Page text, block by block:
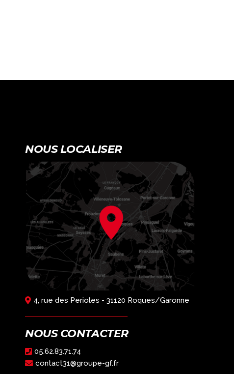
NOUS LOCALISER
4, rue des Perioles - 31120 Roques/Garonne
NOUS CONTACTER
05.62.83.71.74
contact31@groupe-gf.fr